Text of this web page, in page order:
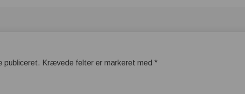
publiceret. Krævede felter er markeret med*